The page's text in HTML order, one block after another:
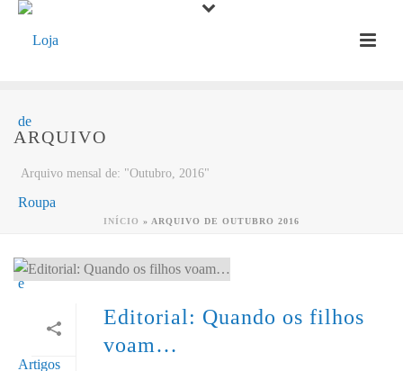
ARQUIVO
Arquivo mensal de: "Outubro, 2016"
INÍCIO » ARQUIVO DE OUTUBRO 2016
Editorial: Quando os filhos
voam…